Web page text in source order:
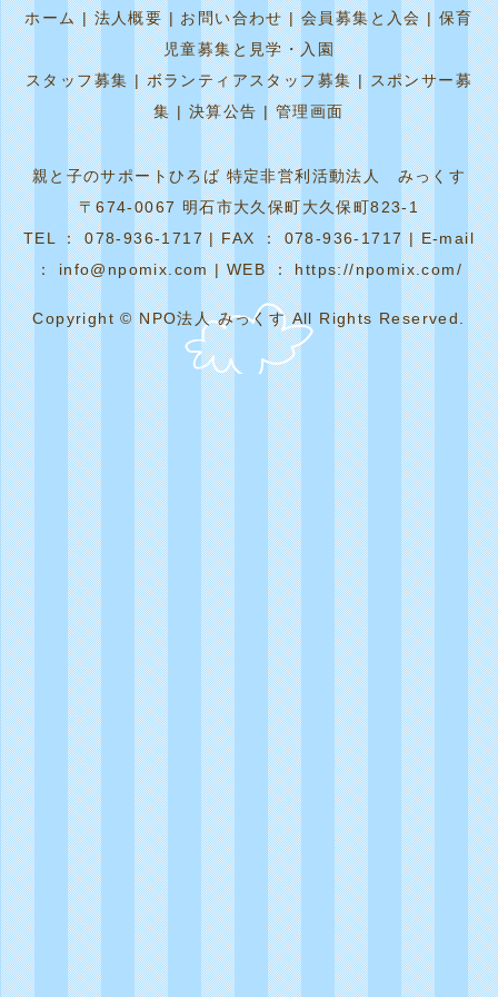
ホーム|法人概要| お問い合わせ|会員募集と入会|保育
児童募集と見学・入園
スタッフ募集 |ボランティアスタッフ募集| スポンサー募
集 |決算公告 |管理画面
親と子のサポートひろば 特定非営利活動法人 みっくす
〒674-0067 明石市大久保町大久保町823-1
TEL ： 078-936-1717 | FAX ： 078-936-1717 | E-mail
： info@npomix.com | WEB ： https://npomix.com/
Copyright © NPO法人 みっくす All Rights Reserved.